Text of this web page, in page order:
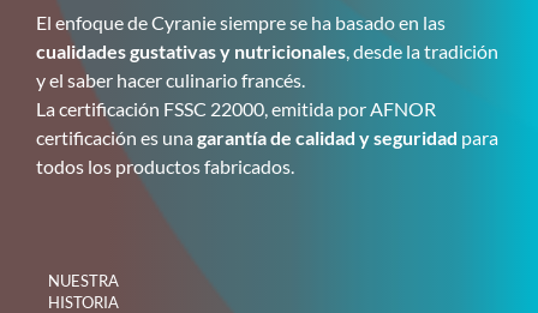
El enfoque de Cyranie siempre se ha basado en las
cualidades gustativas y nutricionales , desde la tradición
y el saber hacer culinario francés.
La certificación FSSC 22000, emitida por AFNOR
certificación es una garantía de calidad y seguridad para
todos los productos fabricados.
NUESTRA
HISTORIA